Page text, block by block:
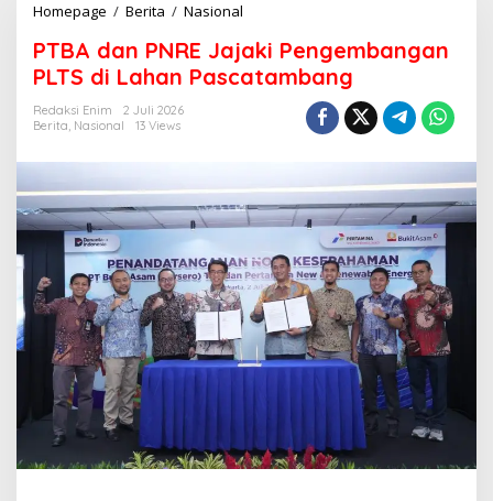
Homepage / Berita / Nasional
B
A
d
R
E
J
j
a
k
e
m
b
PTBA dan PNRE Jajaki Pengembangan
PLTS di Lahan Pascatambang
Redaksi Enim
2 Juli 2026
Berita, Nasional 13 Views